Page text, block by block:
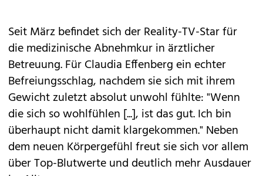
Seit März befindet sich der Reality-TV-Star für
die medizinische Abnehmkur in ärztlicher
Betreuung. Für Claudia Effenberg ein echter
Befreiungsschlag, nachdem sie sich mit ihrem
Gewicht zuletzt absolut unwohl fühlte: "Wenn
die sich so wohlfühlen [...], ist das gut. Ich bin
überhaupt nicht damit klargekommen." Neben
dem neuen Körpergefühl freut sie sich vor allem
über Top-Blutwerte und deutlich mehr Ausdauer